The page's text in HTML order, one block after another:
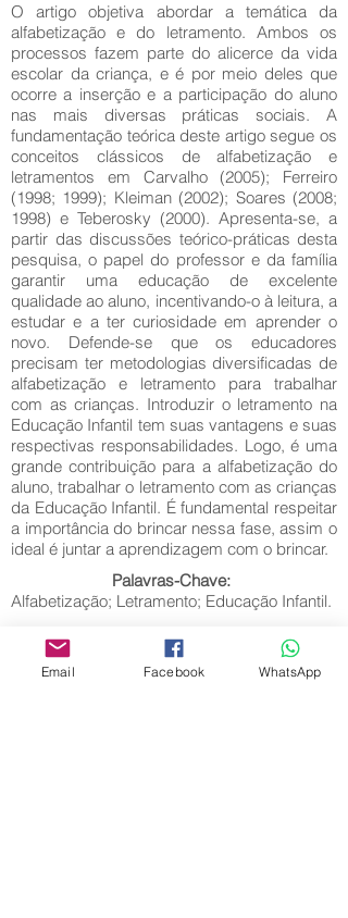
O artigo objetiva abordar a temática da
alfabetização e do letramento. Ambos os
processos fazem parte do alicerce da vida
escolar da criança, e é por meio deles que
ocorre a inserção e a participação do aluno
nas mais diversas práticas sociais. A
fundamentação teórica deste artigo segue os
conceitos clássicos de alfabetização e
letramentos em Carvalho (2005); Ferreiro
(1998; 1999); Kleiman (2002); Soares (2008;
1998) e Teberosky (2000). Apresenta-se, a
partir das discussões teórico-práticas desta
pesquisa, o papel do professor e da família
garantir uma educação de excelente
qualidade ao aluno, incentivando-o à leitura, a
estudar e a ter curiosidade em aprender o
novo. Defende-se que os educadores
precisam ter metodologias diversificadas de
alfabetização e letramento para trabalhar
com as crianças. Introduzir o letramento na
Educação Infantil tem suas vantagens e suas
respectivas responsabilidades. Logo, é uma
grande contribuição para a alfabetização do
aluno, trabalhar o letramento com as crianças
da Educação Infantil. É fundamental respeitar
a importância do brincar nessa fase, assim o
ideal é juntar a aprendizagem com o brincar.
Palavras-Chave:
Alfabetização; Letramento; Educação Infantil.
Email Facebook WhatsApp